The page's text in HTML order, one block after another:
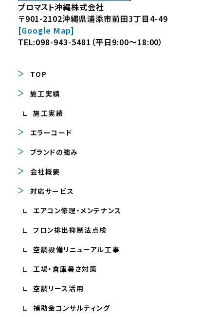
プロマスト沖縄株式会社
〒901-2102沖縄県浦添市前田3丁目4-49
[Google Map]
TEL:098-943-5481 （平日9:00～18:00）
TOP
施工実績
施工実績
エラーコード
ブランドの強み
会社概要
対応サービス
エアコン修理・メンテナンス
フロン排出抑制法点検
空調設備リニューアル工事
工場・倉庫暑さ対策
空調リース活用
補助金コンサルティング